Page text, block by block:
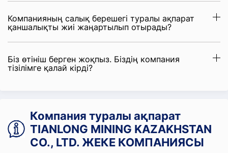
Компанияның салық берешегі туралы ақпарат
қаншалықты жиі жаңартылып отырады?
Біз өтініш берген жоқпыз. Біздің компания
тізілімге қалай кірді?
Компания туралы ақпарат
TIANLONG MINING KAZAKHSTAN
CO., LTD. ЖЕКЕ КОМПАНИЯСЫ